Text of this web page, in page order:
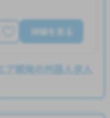
詳細を見る
開発の外国人求人